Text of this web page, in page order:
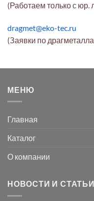
(Работаем только с
dragmet@eko-tec.ru
(Заявки по
МЕНЮ
Главная
Каталог
О компании
НОВОСТИ И СТАТЬИ